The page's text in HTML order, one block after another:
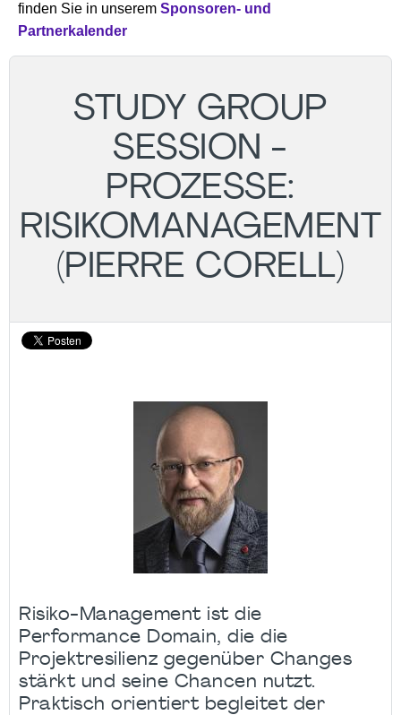
finden Sie in unserem Sponsoren- und
Partnerkalender
STUDY GROUP
SESSION -
PROZESSE:
RISIKOMANAGEMENT
(PIERRE CORELL)
Risiko-Management ist die
Performance Domain, die die
Projektresilienz gegenüber Changes
stärkt und seine Chancen nutzt.
Praktisch orientiert begleitet der